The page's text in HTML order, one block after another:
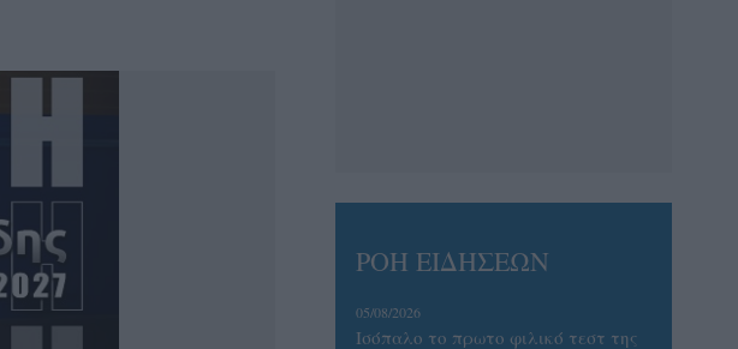
ΡΟΗ ΕΙΔΗΣΕΩΝ
05/08/2026
Ισόπαλο το πρωτο φιλικό τεστ της